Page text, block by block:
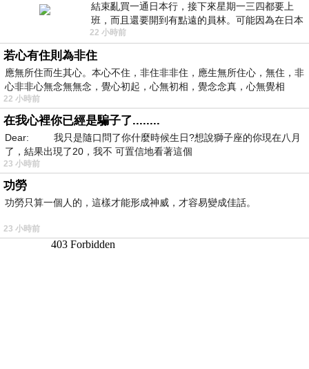
結束亂買一通日本行，接下來星期一三四都要上
班，而且還要開到有點遠的員林。可能因為在日本
花不少錢，星期一出門上班時，心裡沒有一
22 小時前
若心有住則為非住
應無所住而生其心。本心不住，非住非非住，應生無所住心，無住，非
心非非心無念無無念，覺心初起，心無初相，覺念念真，心無覺相
22 小時前
在我心裡你已經是騙子了........
Dear: 我只是隨口問了你什麼時候生日?想說獅子座的你現在八月
了，結果出現了20，我不 可置信地看著這個
23 小時前
功勞
功勞只算一個人的，這樣才能形成神威，才容易變成佳話。
23 小時前